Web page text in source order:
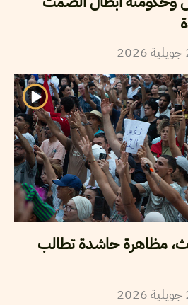
جويلية2026
مظاهرة حاشدة تطالب
جويلية2026